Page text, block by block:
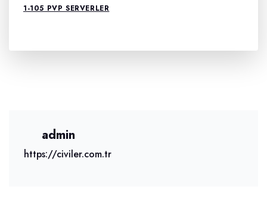
1-105 PVP SERVERLER
admin
https://civiler.com.tr